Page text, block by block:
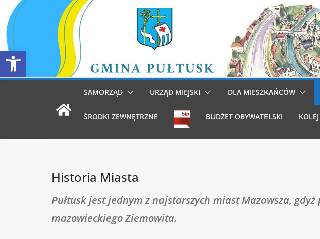
Otwórz pasek narzędzi
Przejdź
do
treści
SAMORZĄD URZĄD MIEJSKI DLA MIESZKAŃCÓW
ŚRODKI ZEWNĘTRZNE BUDŻET OBYWATELSKI
Historia Miasta
Pułtusk jest jednym z najstarszych miast Mazowsza,
mazowieckiego Ziemowita.